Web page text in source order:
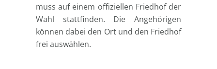
muss auf einem offiziellen Friedhof der
Wahl stattfinden. Die Angehörigen
können dabei den Ort und den Friedhof
frei auswählen.